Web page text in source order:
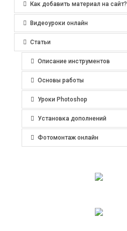
Как добавить материал на сайт?
Видеоуроки онлайн
Статьи
Описание инструментов
Основы работы
Уроки Photoshop
Установка дополнений
Фотомонтаж онлайн